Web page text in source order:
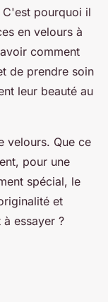
pourquoi il
en velours à
comment
de prendre soin
leur beauté au
velours. Que ce
pour une
spécial, le
et
essayer ?